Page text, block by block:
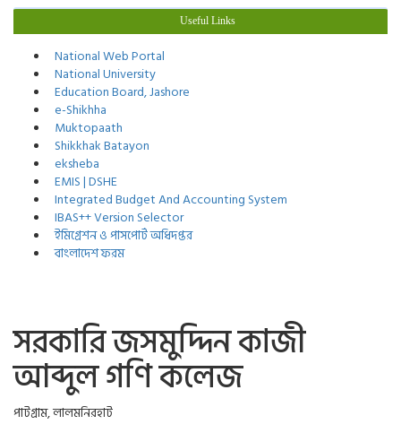
Useful Links
National Web Portal
National University
Education Board, Jashore
e-Shikhha
Muktopaath
Shikkhak Batayon
eksheba
EMIS | DSHE
Integrated Budget And Accounting System
IBAS++ Version Selector
ইমিগ্রেশন ও পাসপোর্ট অধিদপ্তর
বাংলাদেশ ফরম
সরকারি জসমুদ্দিন কাজী
আব্দুল গণি কলেজ
পাটগ্রাম, লালমনিরহাট